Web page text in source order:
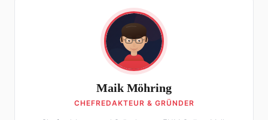
Maik Möhring
CHEFREDAKTEUR & GRÜNDER